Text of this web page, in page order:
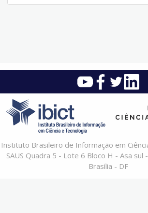
Instituto Brasileiro de Informação em
SAUS Quadra 5 - Lote 6 Bloco H - Asa sul
Brasília - DF